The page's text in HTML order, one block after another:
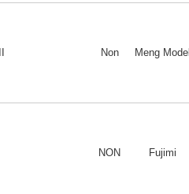
Non Meng Model
NON Fujimi